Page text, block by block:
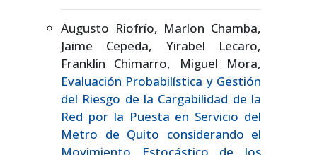
Augusto Riofrío, Marlon Chamba,
Jaime Cepeda, Yirabel Lecaro,
Franklin Chimarro, Miguel Mora,
Evaluación Probabilística y Gestión
del Riesgo de la Cargabilidad de la
Red por la Puesta en Servicio del
Metro de Quito considerando el